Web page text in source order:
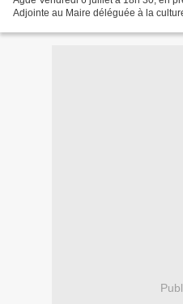
Adjointe au Maire déléguée à la